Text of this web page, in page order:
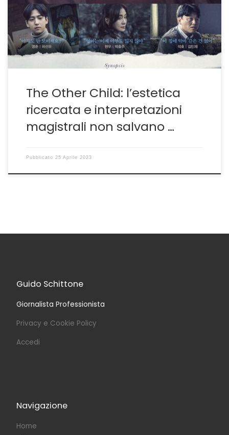
Pone infatti troppa carne sul fuoco e alla fine priva un
film dall’ottimo potenziale di una coerenza e di una
fluidità narrativa che ne avrebbero fatto un […]
The Other Child: l’estetica
ricercata e interpretazioni
magistrali non salvano …
Pubblicato 25 Aprile 2023
Guido Schittone
Giornalista Professionista
Privacy e Cookie Policy
Accedi
Navigazione
Home